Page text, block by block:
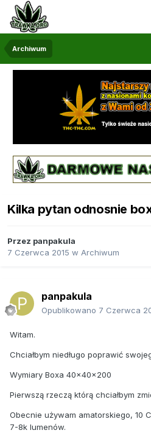
Archiwum
Kilka pytan odnosnie
Przez panpakula
7 Czerwca 2015 w Archiwum
panpakula
Opublikowano 7 Czerwca
Witam.
Chciałbym niedługo poprawić
Wymiary Boxa 40x40x200
Pierwszą rzeczą którą chciałbym
Obecnie używam amatorskiego, 10
7-8k lumenów.